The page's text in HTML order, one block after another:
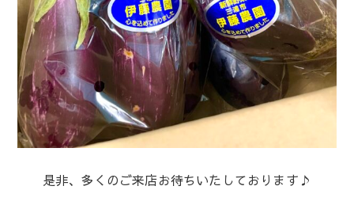
是非、多くのご来店お待ちいたしております♪